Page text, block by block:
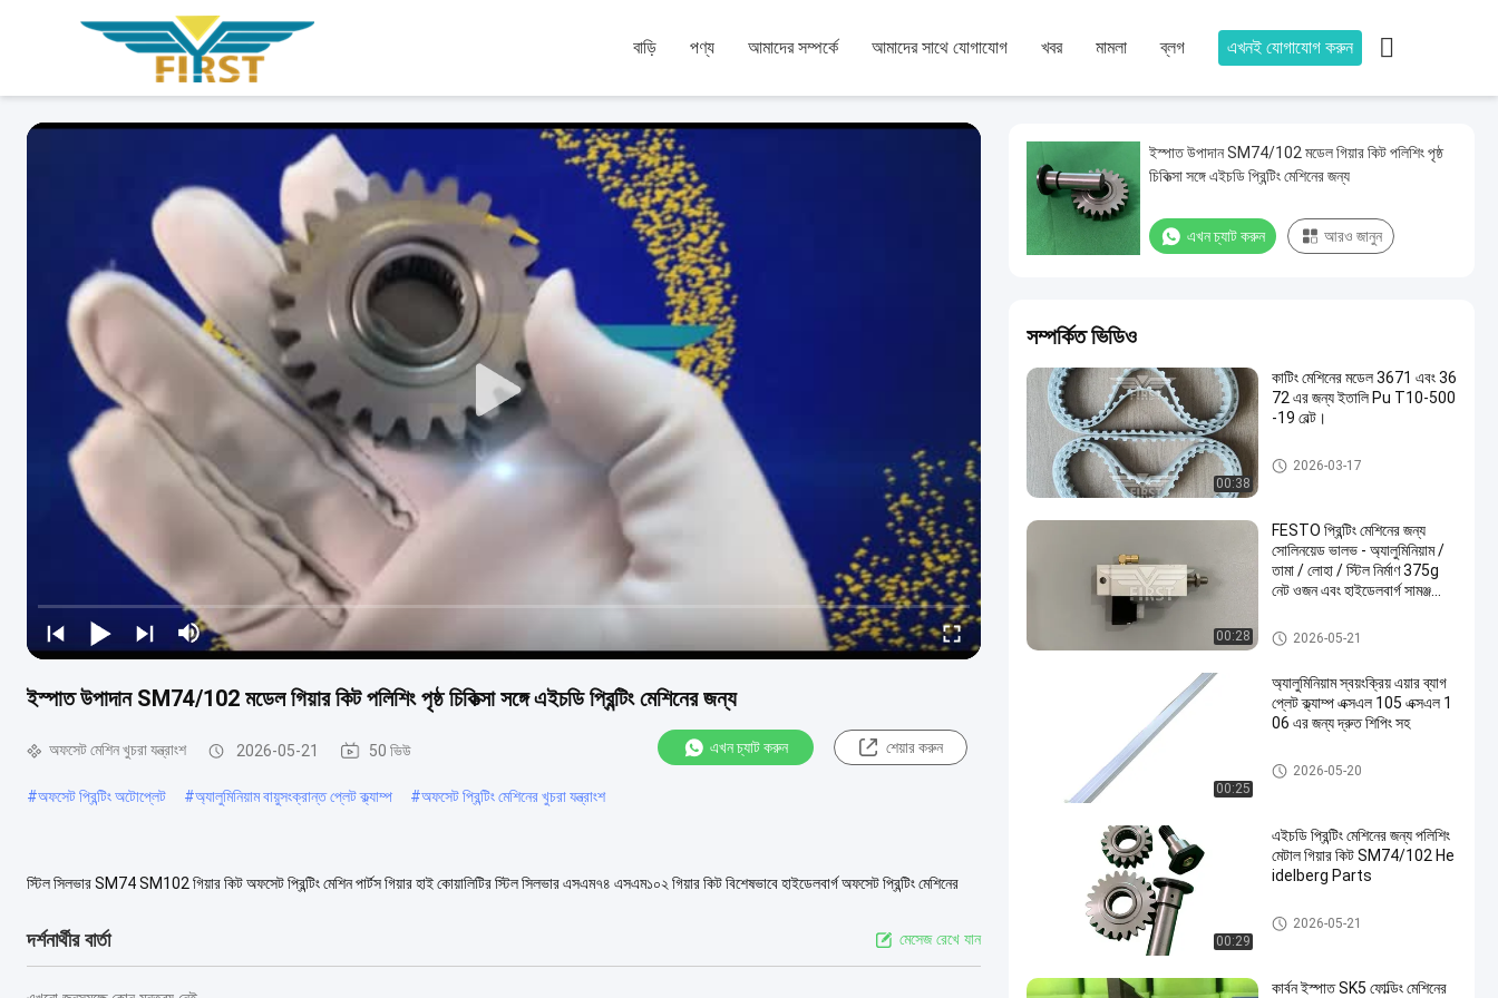
বাড়ি পণ্য আমাদের সম্পর্কে আমাদের সাথে যোগাযোগ খবর মামলা ব্লগ এখনই যোগাযোগ করুন 
ইস্পাত উপাদান SM74/102 মডেল গিয়ার কিট পলিশিং পৃষ্ঠ চিকিত্সা সঙ্গে এইচডি প্রিন্টিং মেশিনের জন্য
অফসেট মেশিন খুচরা যন্ত্রাংশ 2026-05-21 50 ভিউ এখন চ্যাট করুন শেয়ার করুন
#অফসেট প্রিন্টিং অটোপ্লেট #অ্যালুমিনিয়াম বায়ুসংক্রান্ত প্লেট ক্ল্যাম্প #অফসেট প্রিন্টিং মেশিনের খুচরা যন্ত্রাংশ
স্টিল সিলভার SM74 SM102 গিয়ার কিট অফসেট প্রিন্টিং মেশিন পার্টস গিয়ার হাই কোয়ালিটির স্টিল সিলভার এসএম৭৪ এসএম১০২ গিয়ার কিট বিশেষভাবে হাইডেলবার্গ অফসেট প্রিন্টিং মেশিনের
দর্শনার্থীর বার্তা মেসেজ রেখে যান
ইস্পাত উপাদান SM74/102 মডেল গিয়ার কিট পলিশিং পৃষ্ঠ
চিকিত্সা সঙ্গে এইচডি প্রিন্টিং মেশিনের জন্য
এখন চ্যাট করুন আরও জানুন
সম্পর্কিত ভিডিও
00:38
কাটিং মেশিনের মডেল 3671 এবং 36
72 এর জন্য ইতালি Pu T10-500
-19 বেল্ট।
অফসেট মেশিন খুচরা যন্ত্রাংশ
2026-03-17
00:28
FESTO প্রিন্টিং মেশিনের জন্য
সোলিনয়েড ভালভ - অ্যালুমিনিয়াম /
তামা / লোহা / স্টিল নির্মাণ 375g
নেট ওজন এবং হাইডেলবার্গ সামঞ্জস্যের
অফসেট মেশিন খুচরা যন্ত্রাংশ
2026-05-21
00:25
অ্যালুমিনিয়াম স্বয়ংক্রিয় এয়ার ব্যাগ
প্লেট ক্ল্যাম্প এক্সএল 105 এক্সএল 1
06 এর জন্য দ্রুত শিপিং সহ
অফসেট মেশিন খুচরা যন্ত্রাংশ
2026-05-20
00:29
এইচডি প্রিন্টিং মেশিনের জন্য পলিশিং
মেটাল গিয়ার কিট SM74/102 He
idelberg Parts
অফসেট মেশিন খুচরা যন্ত্রাংশ
2026-05-21
কার্বন ইস্পাত SK5 ফোল্ডিং মেশিনের